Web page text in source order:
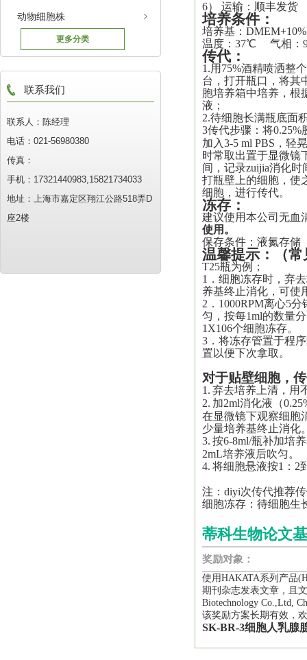
动物细胞株
更多分类
联系我们
联系人：陈经理
电话：021-56980380
传真：
手机：17321440983,15821734033
地址：上海市嘉定区翔江公路518弄D
座2楼
6） 运输：顺丰发货
培养条件：
培养基：
温度：37℃ 气相：
传代 ：
1.用75%酒精喷洒整
台，打开瓶口，将其
胞培养箱中培养，根
液 ；
2.待细胞长满瓶底面
3传代步骤：将0.25%
加入3-5 ml PBS，轻
时常取出置于显微镜
间，记录zuijia消化时
打瓶壁上的细胞，使
细胞，进行传代。
冻存：
建议使用本公司无血
使用。
保存条件：液氮存储
温馨提示 ： （
T25瓶为例；
1．细胞冻存时，弃
养基终止消化，可使
2．1000RPM离心5
匀，按每1ml的数量
1X106个细胞冻存。
3．将冻存管置于程
置以便下次拿取。
对于贴壁细胞，
1. 弃去培养上清，用
2. 加2ml消化液（
在显微镜下观察细胞
少量培养基终止消化
3. 按6-8ml/瓶补加培
2mL培养液后吹匀。
4. 将细胞悬液按1：2
注： diyi次传代推荐
细胞冻存：待细胞生
蒂科生物论文
奖励对象：
使用HAKATA系列产品
期刊杂志发表文章，且
Biotechnology Co.,Ltd,
该奖励方案长期有效，
SK-BR-3细胞人乳腺